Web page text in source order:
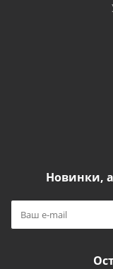
Новинки,